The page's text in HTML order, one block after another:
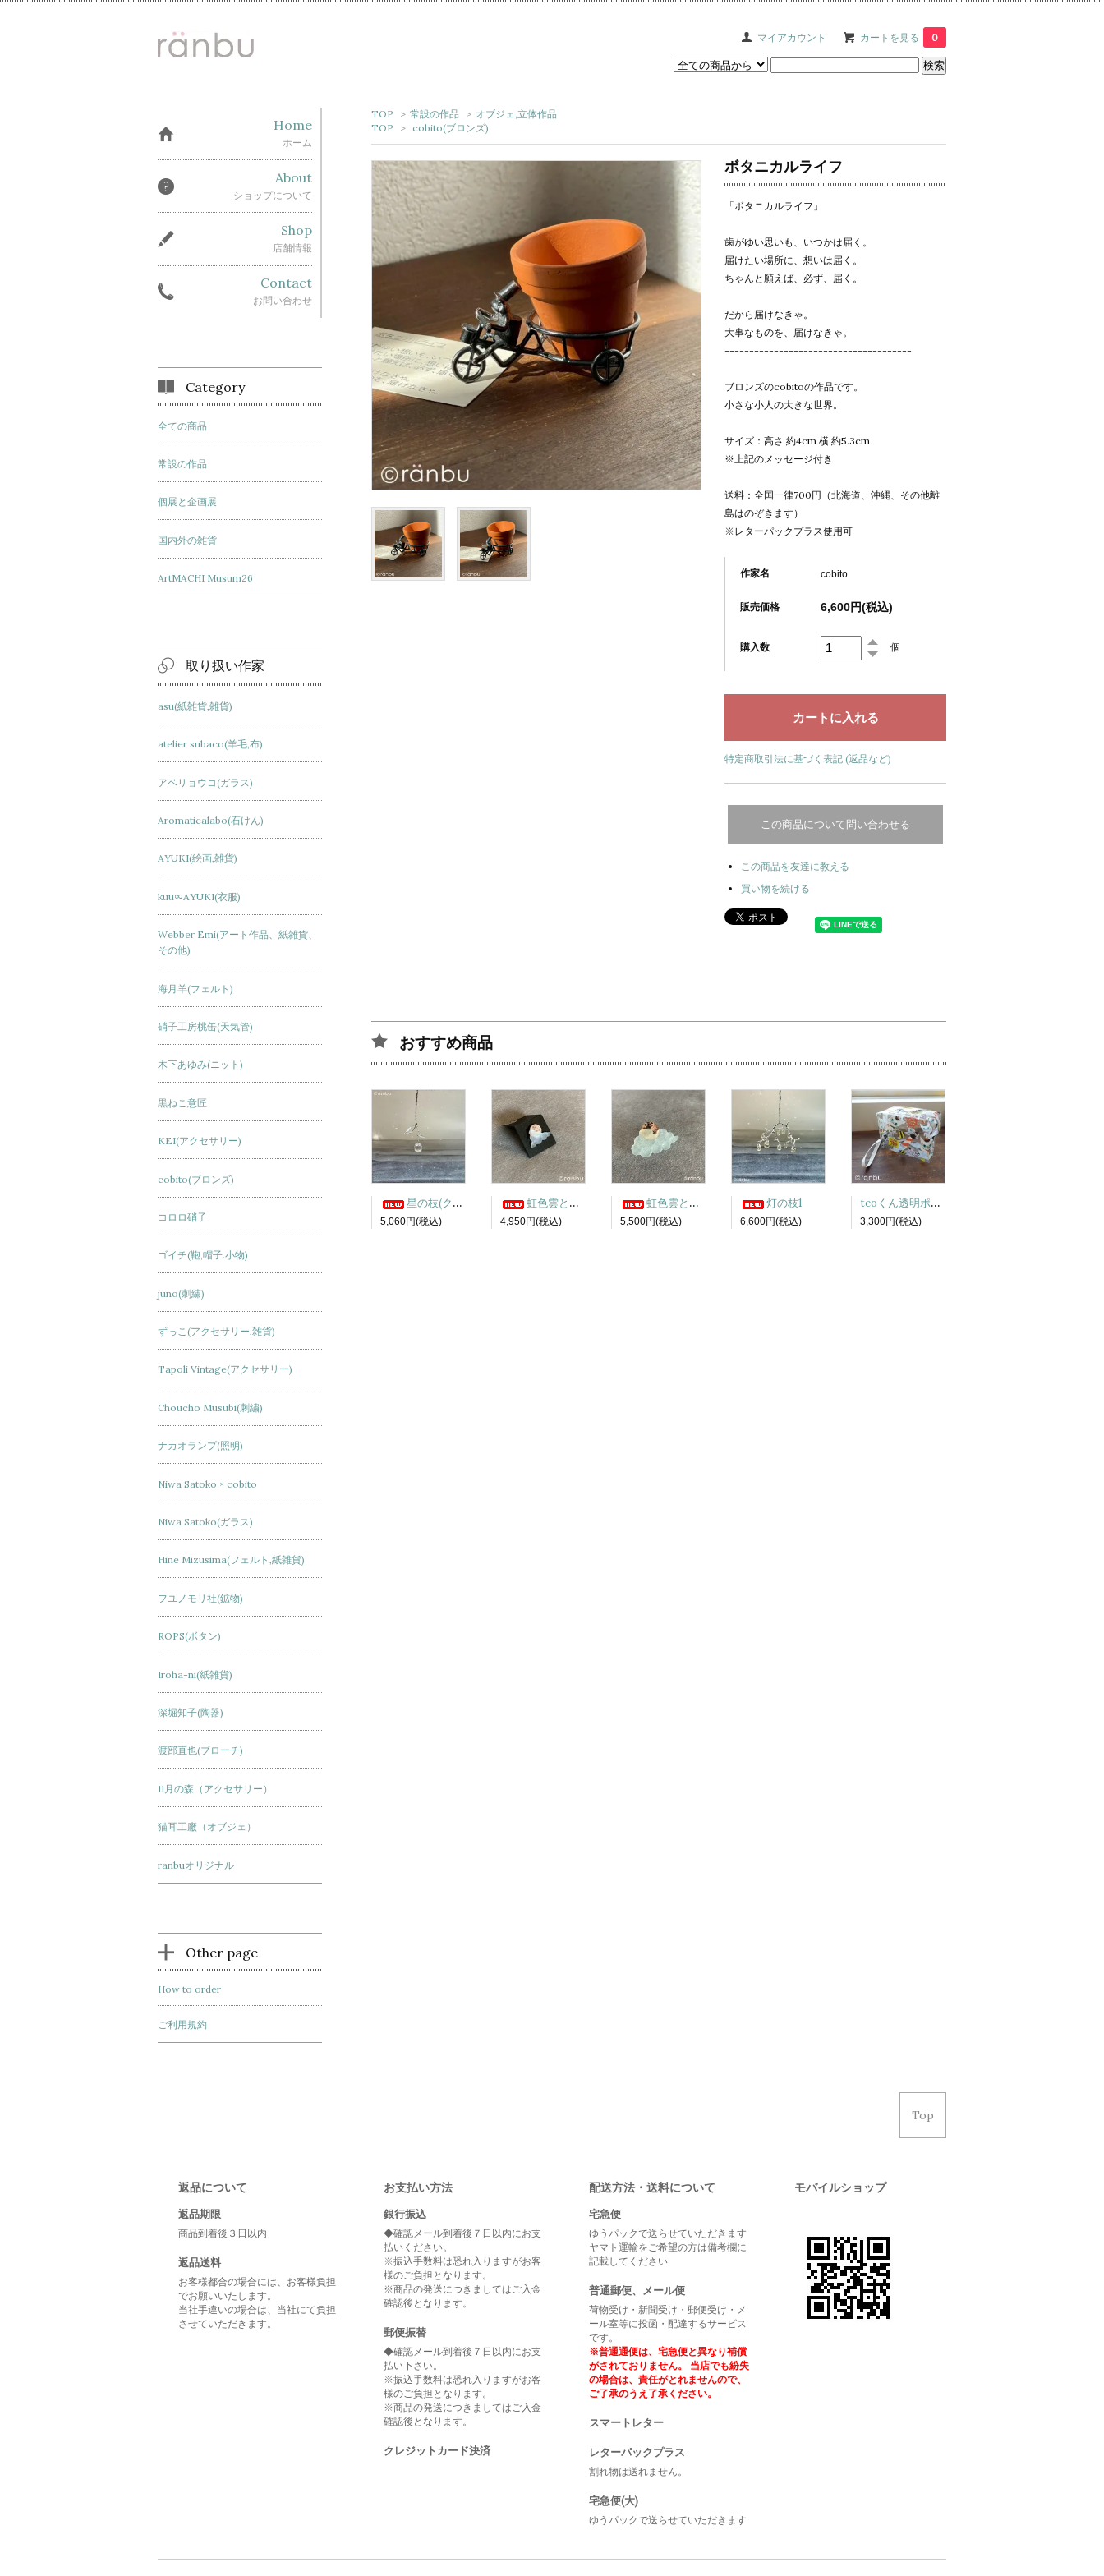
マイアカウント カートを見る 0
TOP > 常設の作品 > オブジェ,立体作品
TOP
> cobito(ブロンズ)
ボタニカルライフ
「ボタニカルライフ」
歯がゆい思いも、いつかは届く。
届けたい場所に、想いは届く。
ちゃんと願えば、必ず、届く。
だから届けなきゃ。
大事なものを、届けなきゃ。
--------------------------------------
ブロンズのcobitoの作品です。
小さな小人の大きな世界。
サイズ：高さ 約4cm 横 約5.3cm
※上記のメッセージ付き
送料：全国一律700円（北海道、沖縄、その他離
島はのぞきます）
※レターパックプラス使用可
作家名 cobito
販売価格 6,600円(税込)
購入数 個
特定商取引法に基づく表記 (返品など)
この商品について問い合わせる
この商品を友達に教える
買い物を続ける
おすすめ商品
星の枝(クリア) サンキャッチャー
5,060円(税込)
虹色雲と月ピアス1
4,950円(税込)
虹色雲と月ピンバッチ3
5,500円(税込)
灯の枝1
6,600円(税込)
teoくん透明ポーチ
3,300円(税込)
Home
ホーム
About
ショップについて
Shop
店舗情報
Contact
お問い合わせ
Category
全ての商品
常設の作品
個展と企画展
国内外の雑貨
ArtMACHI Musum26
取り扱い作家
asu(紙雑貨,雑貨)
atelier subaco(羊毛,布)
アベリョウコ(ガラス)
Aromaticalabo(石けん)
AYUKI(絵画,雑貨)
kuu∞AYUKI(衣服)
Webber Emi(アート作品、紙雑貨、
その他)
海月羊(フェルト)
硝子工房桃缶(天気管)
木下あゆみ(ニット)
黒ねこ意匠
KEI(アクセサリー)
cobito(ブロンズ)
コロロ硝子
ゴイチ(鞄,帽子.小物)
juno(刺繍)
ずっこ(アクセサリー,雑貨)
Tapoli Vintage(アクセサリー)
Choucho Musubi(刺繍)
ナカオランプ(照明)
Niwa Satoko × cobito
Niwa Satoko(ガラス)
Hine Mizusima(フェルト,紙雑貨)
フユノモリ社(鉱物)
ROPS(ボタン)
Iroha-ni(紙雑貨)
深堀知子(陶器)
渡部直也(ブローチ)
11月の森（アクセサリー）
猫耳工廠（オブジェ）
ranbuオリジナル
Other page
How to order
ご利用規約
Top
返品について
返品期限
商品到着後３日以内
返品送料
お客様都合の場合には、お客様負担
でお願いいたします。
当社手違いの場合は、当社にて負担
させていただきます。
お支払い方法
銀行振込
◆確認メール到着後７日以内にお支
払いください。
※振込手数料は恐れ入りますがお客
様のご負担となります。
※商品の発送につきましてはご入金
確認後となります。
郵便振替
◆確認メール到着後７日以内にお支
払い下さい。
※振込手数料は恐れ入りますがお客
様のご負担となります。
※商品の発送につきましてはご入金
確認後となります。
クレジットカード決済
配送方法・送料について
宅急便
ゆうパックで送らせていただきます
ヤマト運輸をご希望の方は備考欄に
記載してください
普通郵便、メール便
荷物受け・新聞受け・郵便受け・メ
ール室等に投函・配達するサービス
です。
※普通通便は、宅急便と異なり補償
がされておりません。 当店でも紛失
の場合は、責任がとれませんので、
ご了承のうえ了承ください。
スマートレター
レターパックプラス
割れ物は送れません。
宅急便(大)
ゆうパックで送らせていただきます
モバイルショップ